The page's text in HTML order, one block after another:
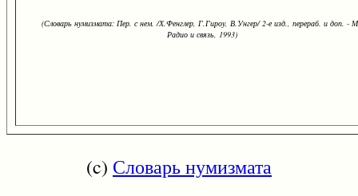
(Словарь нумизмата: Пер. с нем. /Х.Фенглер, Г.Гироу, В.Унгер/ 2-е изд., перераб. и доп. -
Радио и связь, 1993)
(c) Словарь нумизмата